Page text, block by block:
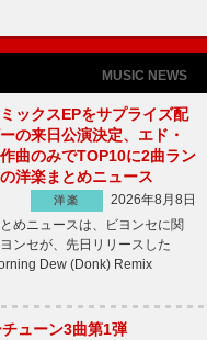
MUSIC NEWS
ックスEPをサプライズ配
の来日公演決定、エド・
曲のみでTOP10に2曲ラン
洋楽まとめニュース
洋楽
2026年8月8日
めニュースは、ビヨンセに関
ンセが、先日リリースした
Dew (Donk) Remix
ューン3曲第1弾